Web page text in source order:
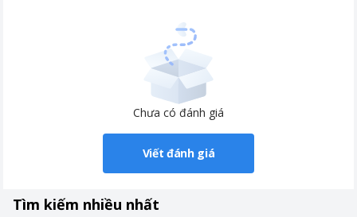
Chưa có đánh giá
Viết đánh giá
Tìm kiếm nhiều nhất